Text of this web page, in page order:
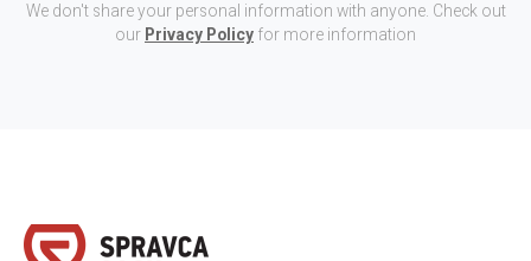
We don't share your personal information with anyone. Check out
our Privacy Policy for more information